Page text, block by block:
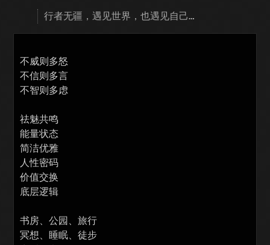
行者无疆，遇见世界，也遇见自己…
不威则多怒
不信则多言
不智则多虑
祛魅共鸣
能量状态
简洁优雅
人性密码
价值交换
底层逻辑
书房、公园、旅行
冥想、睡眠、徒步